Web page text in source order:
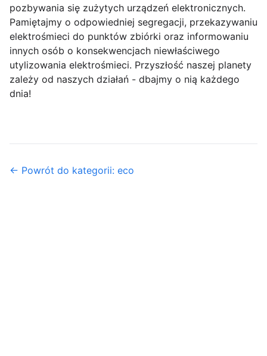
pozbywania się zużytych urządzeń elektronicznych.
Pamiętajmy o odpowiedniej segregacji, przekazywaniu
elektrośmieci do punktów zbiórki oraz informowaniu
innych osób o konsekwencjach niewłaściwego
utylizowania elektrośmieci. Przyszłość naszej planety
zależy od naszych działań - dbajmy o nią każdego
dnia!
← Powrót do kategorii: eco